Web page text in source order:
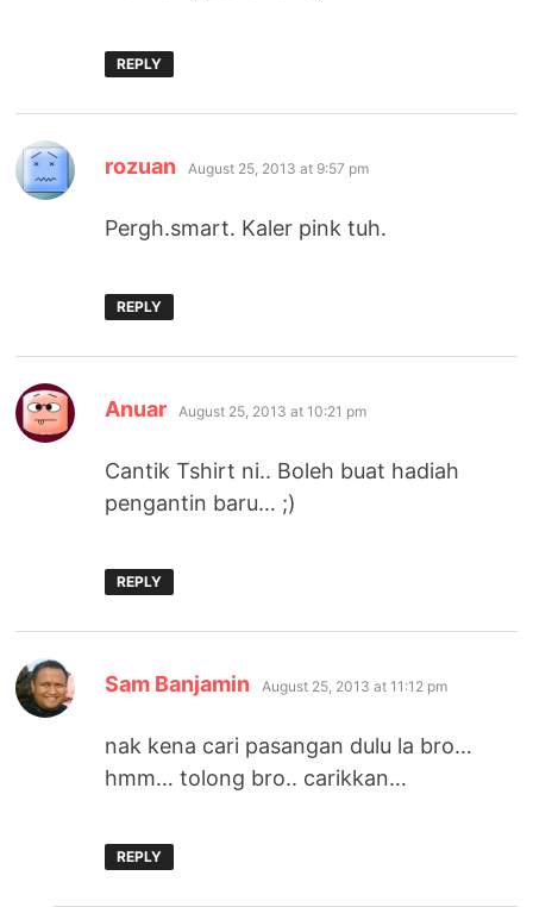
REPLY
rozuan says:
August 25, 2013 at 9:57 pm
Pergh.smart. Kaler pink tuh.
REPLY
Anuar says:
August 25, 2013 at 10:21 pm
Cantik Tshirt ni.. Boleh buat hadiah
pengantin baru… ;)
REPLY
Sam Banjamin says:
August 25, 2013 at 11:12 pm
nak kena cari pasangan dulu la bro…
hmm… tolong bro.. carikkan…
REPLY